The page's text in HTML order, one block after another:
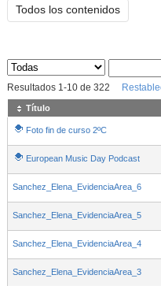
Todos los contenidos
Sus archivos
Resultados 1 -10de 322
Título
Foto fin de curso 2ºC
European Music Day Podcast
Sanchez_Elena_EvidenciaArea_6
Sanchez_Elena_EvidenciaArea_5
Sanchez_Elena_EvidenciaArea_4
Sanchez_Elena_EvidenciaArea_3